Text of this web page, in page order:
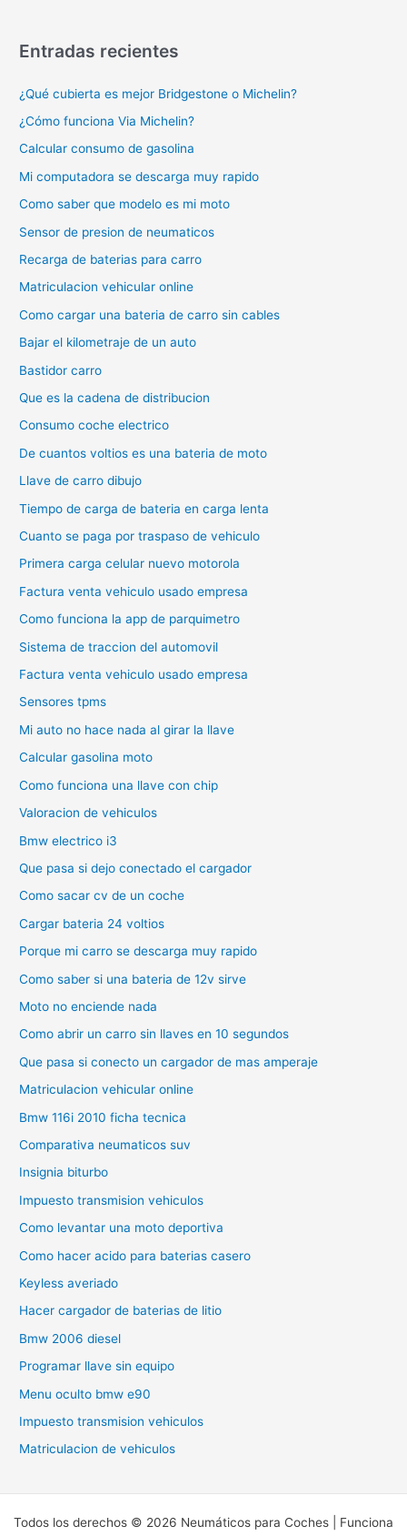
Entradas recientes
¿Qué cubierta es mejor Bridgestone o Michelin?
¿Cómo funciona Via Michelin?
Calcular consumo de gasolina
Mi computadora se descarga muy rapido
Como saber que modelo es mi moto
Sensor de presion de neumaticos
Recarga de baterias para carro
Matriculacion vehicular online
Como cargar una bateria de carro sin cables
Bajar el kilometraje de un auto
Bastidor carro
Que es la cadena de distribucion
Consumo coche electrico
De cuantos voltios es una bateria de moto
Llave de carro dibujo
Tiempo de carga de bateria en carga lenta
Cuanto se paga por traspaso de vehiculo
Primera carga celular nuevo motorola
Factura venta vehiculo usado empresa
Como funciona la app de parquimetro
Sistema de traccion del automovil
Factura venta vehiculo usado empresa
Sensores tpms
Mi auto no hace nada al girar la llave
Calcular gasolina moto
Como funciona una llave con chip
Valoracion de vehiculos
Bmw electrico i3
Que pasa si dejo conectado el cargador
Como sacar cv de un coche
Cargar bateria 24 voltios
Porque mi carro se descarga muy rapido
Como saber si una bateria de 12v sirve
Moto no enciende nada
Como abrir un carro sin llaves en 10 segundos
Que pasa si conecto un cargador de mas amperaje
Matriculacion vehicular online
Bmw 116i 2010 ficha tecnica
Comparativa neumaticos suv
Insignia biturbo
Impuesto transmision vehiculos
Como levantar una moto deportiva
Como hacer acido para baterias casero
Keyless averiado
Hacer cargador de baterias de litio
Bmw 2006 diesel
Programar llave sin equipo
Menu oculto bmw e90
Impuesto transmision vehiculos
Matriculacion de vehiculos
Todos los derechos © 2026 Neumáticos para Coches | Funciona